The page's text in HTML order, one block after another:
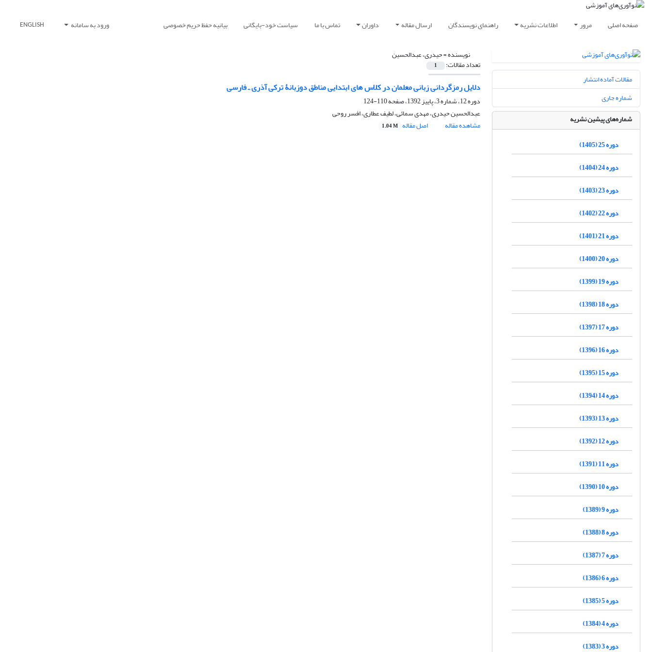
صفحه اصلی مرور اطلاعات نشریه راهنمای نویسندگان ارسال مقاله داوران تماس با ما سیاست خود-بایگانی بیانیه حفظ حریم خصوصی ورود به سامانه ENGLISH
نویسنده =حیدری، عبدالحسین
تعداد مقالات: 1
دلایل رمزگردانی زبانی معلمان در کلاس های ابتدایی مناطق دوزبانۀ ترکی آذری ـ فارسی
دوره 12، شماره 3، پاییز 1392، صفحه
110-124
عبدالحسین حیدری، مهدی سمائی، لطیف عطاری، افسر روحی
مشاهده مقاله
اصل مقاله 1.04 M
مقالات آماده انتشار
شماره جاری
شماره‌های پیشین نشریه
دوره 25 (1405)
دوره 24 (1404)
دوره 23 (1403)
دوره 22 (1402)
دوره 21 (1401)
دوره 20 (1400)
دوره 19 (1399)
دوره 18 (1398)
دوره 17 (1397)
دوره 16 (1396)
دوره 15 (1395)
دوره 14 (1394)
دوره 13 (1393)
دوره 12 (1392)
دوره 11 (1391)
دوره 10 (1390)
دوره 9 (1389)
دوره 8 (1388)
دوره 7 (1387)
دوره 6 (1386)
دوره 5 (1385)
دوره 4 (1384)
دوره 3 (1383)